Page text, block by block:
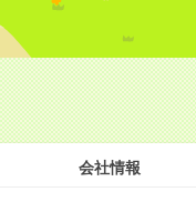
会社情報